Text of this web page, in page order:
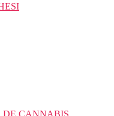
DE CANNABIS